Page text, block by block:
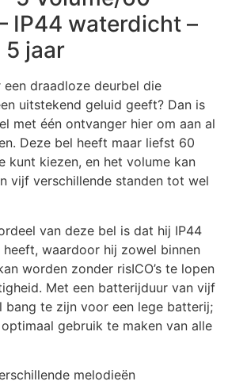
IP44 waterdicht –
jaar
een draadloze deurbel die
uitstekend geluid geeft? Dan is
met één ontvanger hier om aan al
Deze bel heeft maar liefst 60
kunt kiezen, en het volume kan
vijf verschillende standen tot wel
van deze bel is dat hij IP44
waardoor hij zowel binnen
worden zonder risICO’s te lopen
Met een batterijduur van vijf
bang te zijn voor een lege batterij;
gebruik te maken van alle
melodieën